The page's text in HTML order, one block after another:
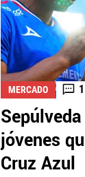
MERCADO 1
jóvenes
Cruz Azul